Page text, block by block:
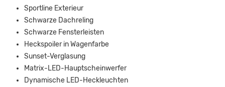
Sportline Exterieur
Schwarze Dachreling
Schwarze Fensterleisten
Heckspoiler in Wagenfarbe
Sunset-Verglasung
Matrix-LED-Hauptscheinwerfer
Dynamische LED-Heckleuchten